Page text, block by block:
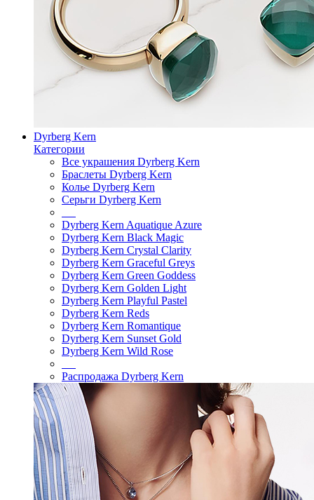
Dyrberg Kern
Категории
Все украшения Dyrberg Kern
Браслеты Dyrberg Kern
Колье Dyrberg Kern
Серьги Dyrberg Kern
Dyrberg Kern Aquatique Azure
Dyrberg Kern Black Magic
Dyrberg Kern Crystal Clarity
Dyrberg Kern Graceful Greys
Dyrberg Kern Green Goddess
Dyrberg Kern Golden Light
Dyrberg Kern Playful Pastel
Dyrberg Kern Reds
Dyrberg Kern Romantique
Dyrberg Kern Sunset Gold
Dyrberg Kern Wild Rose
Распродажа Dyrberg Kern